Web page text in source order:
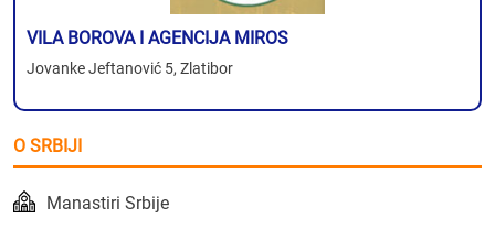
VILA BOROVA I AGENCIJA MIROS
Jovanke Jeftanović 5, Zlatibor
O SRBIJI
Manastiri Srbije